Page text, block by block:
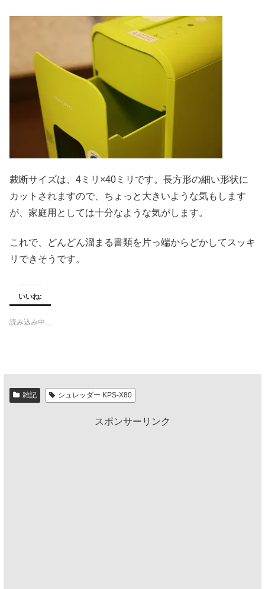
裁断サイズは、4ミリ×40ミリです。長方形の細い形状に
カットされますので、ちょっと大きいような気もします
が、家庭用としては十分なような気がします。
これで、どんどん溜まる書類を片っ端からどかしてスッキ
リできそうです。
いいね:
読み込み中…
雑記 シュレッダー KPS-X80
スポンサーリンク